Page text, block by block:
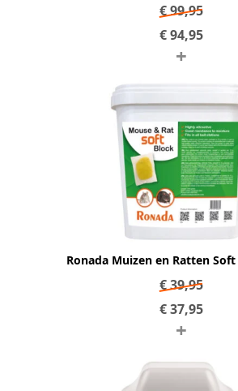
€99,95
€94,95
+
Ronada Muizen en Ratten
€39,95
€37,95
+